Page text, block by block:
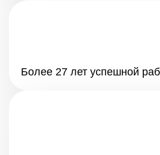
Более 27 лет успешной